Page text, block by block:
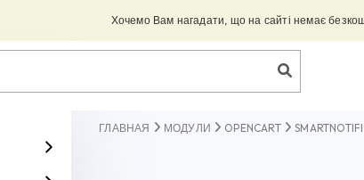
Хочемо Вам нагадати, що на сайті немає
ГЛАВНАЯ МОДУЛИ OPENCART